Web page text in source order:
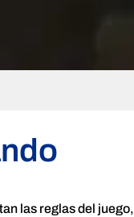
las reglas del juego,